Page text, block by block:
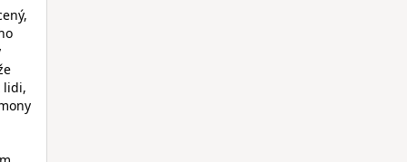
lidi,